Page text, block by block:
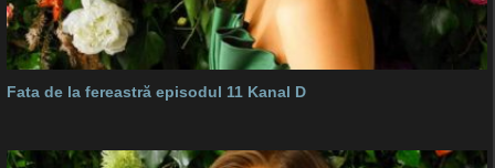
Fata de la fereastră episodul 11 Kanal D